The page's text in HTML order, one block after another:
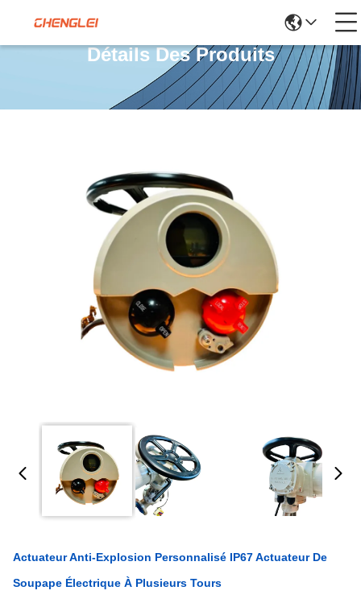
Détails Des Produits
Actuateur Anti-Explosion Personnalisé IP67 Actuateur De
Soupape Électrique À Plusieurs Tours